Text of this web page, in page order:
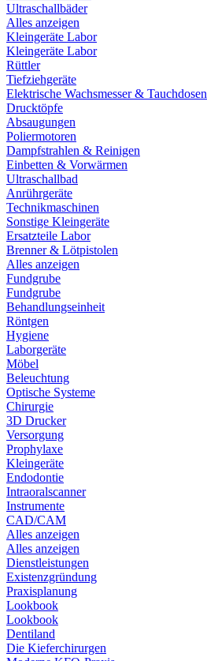
Ultraschallbäder
Alles anzeigen
Kleingeräte Labor
Kleingeräte Labor
Rüttler
Tiefziehgeräte
Elektrische Wachsmesser & Tauchdosen
Drucktöpfe
Absaugungen
Poliermotoren
Dampfstrahlen & Reinigen
Einbetten & Vorwärmen
Ultraschallbad
Anrührgeräte
Technikmaschinen
Sonstige Kleingeräte
Ersatzteile Labor
Brenner & Lötpistolen
Alles anzeigen
Fundgrube
Fundgrube
Behandlungseinheit
Röntgen
Hygiene
Laborgeräte
Möbel
Beleuchtung
Optische Systeme
Chirurgie
3D Drucker
Versorgung
Prophylaxe
Kleingeräte
Endodontie
Intraoralscanner
Instrumente
CAD/CAM
Alles anzeigen
Alles anzeigen
Dienstleistungen
Existenzgründung
Praxisplanung
Lookbook
Lookbook
Dentiland
Die Kieferchirurgen